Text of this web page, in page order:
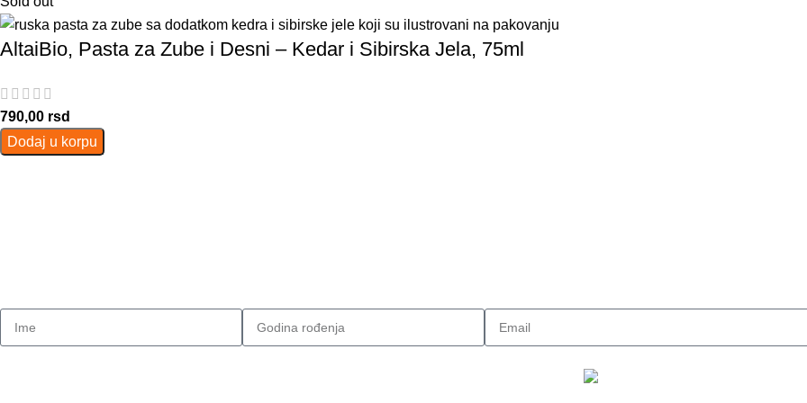
AltaiBio, Pasta za Zube i Desni – Kedar i Sibirska Jela, 75ml
790,00 rsd
Dodaj u korpu